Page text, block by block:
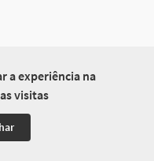
a experiência na
visitas